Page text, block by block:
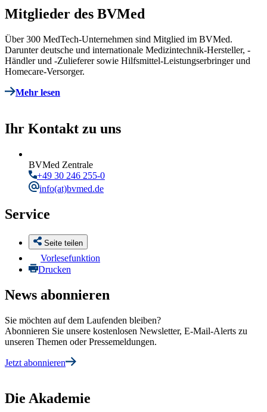
Mitglieder des BVMed
Über 300 MedTech-Unternehmen sind Mitglied im BVMed.
Darunter deutsche und internationale Medizintechnik-Hersteller, -
Händler und -Zulieferer sowie Hilfsmittel-Leistungserbringer und
Homecare-Versorger.
Mehr lesen
Ihr Kontakt zu uns
BVMed Zentrale
+49 30 246 255-0
info(at)bvmed.de
Service
Seite teilen
Vorlesefunktion
Drucken
News abonnieren
Sie möchten auf dem Laufenden bleiben?
Abonnieren Sie unsere kostenlosen Newsletter, E-Mail-Alerts zu
unseren Themen oder Pressemeldungen.
Jetzt abonnieren
Die Akademie